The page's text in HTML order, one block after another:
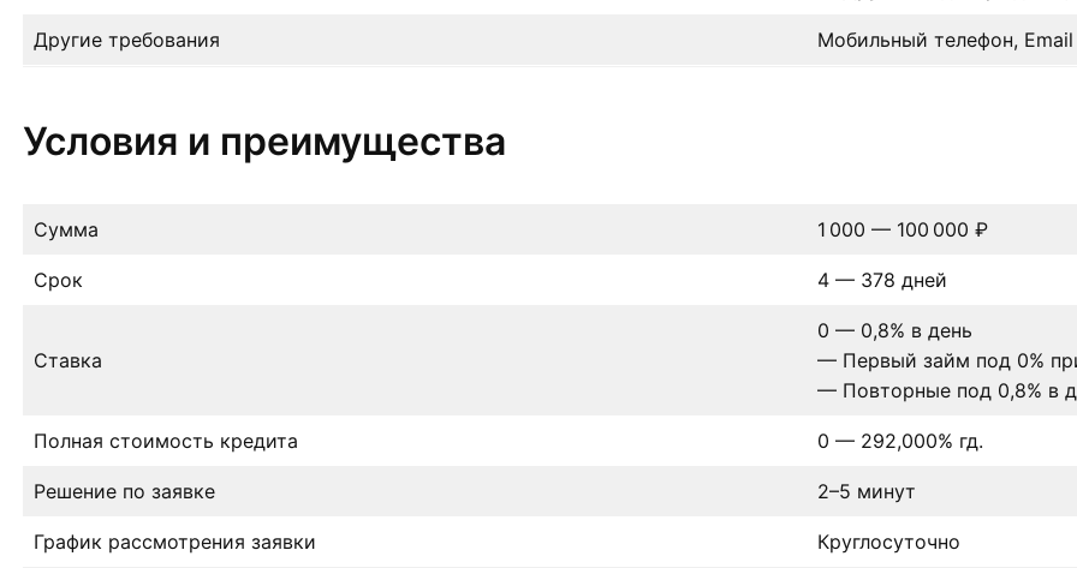
Другие требования Мобильный телефон, Email
Условия и преимущества
Сумма 1 000 — 100 000 ₽
Срок 4 — 378 дней
Ставка
0 — 0,8% в день
— Первый займ под 0%
— Повторные под 0,8% в
Полная стоимость кредита 0 — 292,000% гд.
Решение по заявке 2–5 минут
График рассмотрения заявки Круглосуточно